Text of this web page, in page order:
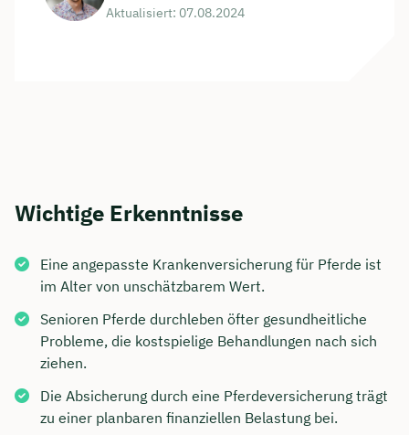
Aktualisiert: 07.08.2024
Wichtige Erkenntnisse
Eine angepasste Krankenversicherung für Pferde ist
im Alter von unschätzbarem Wert.
Senioren Pferde durchleben öfter gesundheitliche
Probleme, die kostspielige Behandlungen nach sich
ziehen.
Die Absicherung durch eine Pferdeversicherung trägt
zu einer planbaren finanziellen Belastung bei.